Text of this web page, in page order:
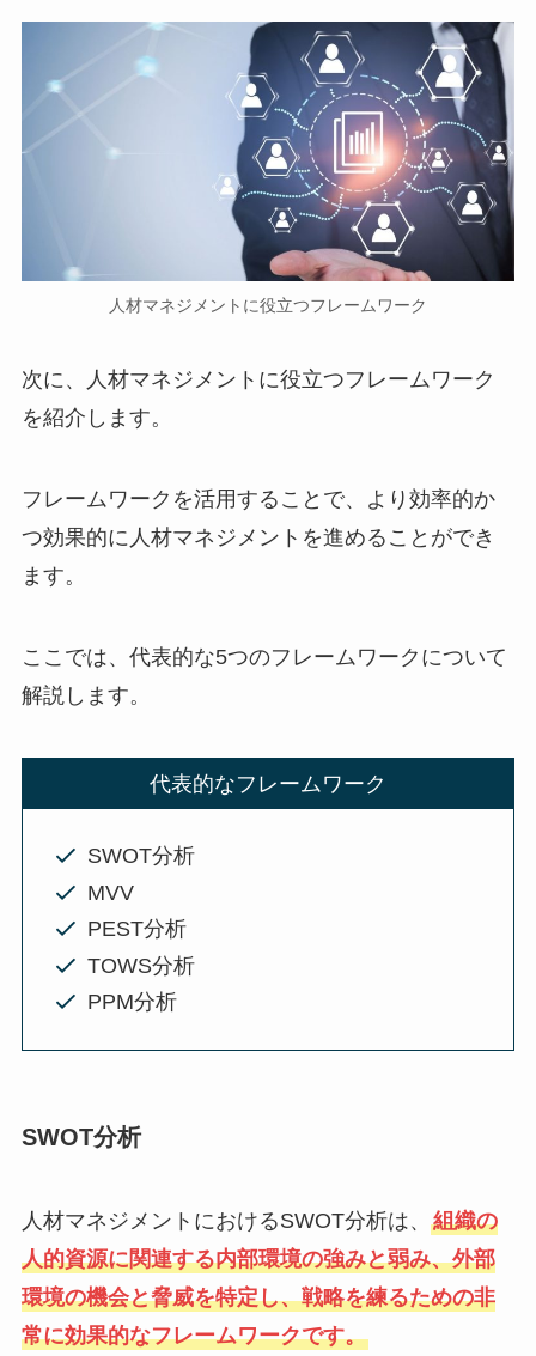
人材マネジメントに役立つフレームワーク
次に、人材マネジメントに役立つフレームワーク
を紹介します。
フレームワークを活用することで、より効率的か
つ効果的に人材マネジメントを進めることができ
ます。
ここでは、代表的な5つのフレームワークについて
解説します。
代表的なフレームワーク
SWOT分析
MVV
PEST分析
TOWS分析
PPM分析
SWOT分析
人材マネジメントにおけるSWOT分析は、 組織の
人的資源に関連する内部環境の強みと弱み、外部
環境の機会と脅威を特定し、戦略を練るための非
常に効果的なフレームワークです。